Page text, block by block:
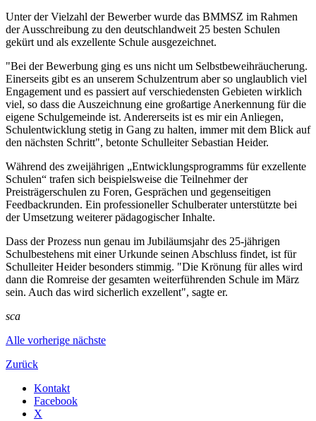
Unter der Vielzahl der Bewerber wurde das BMMSZ im Rahmen
der Ausschreibung zu den deutschlandweit 25 besten Schulen
gekürt und als exzellente Schule ausgezeichnet.
"Bei der Bewerbung ging es uns nicht um Selbstbeweihräucherung.
Einerseits gibt es an unserem Schulzentrum aber so unglaublich viel
Engagement und es passiert auf verschiedensten Gebieten wirklich
viel, so dass die Auszeichnung eine großartige Anerkennung für die
eigene Schulgemeinde ist. Andererseits ist es mir ein Anliegen,
Schulentwicklung stetig in Gang zu halten, immer mit dem Blick auf
den nächsten Schritt", betonte Schulleiter Sebastian Heider.
Während des zweijährigen „Entwicklungsprogramms für exzellente
Schulen“ trafen sich beispielsweise die Teilnehmer der
Preisträgerschulen zu Foren, Gesprächen und gegenseitigen
Feedbackrunden. Ein professioneller Schulberater unterstützte bei
der Umsetzung weiterer pädagogischer Inhalte.
Dass der Prozess nun genau im Jubiläumsjahr des 25-jährigen
Schulbestehens mit einer Urkunde seinen Abschluss findet, ist für
Schulleiter Heider besonders stimmig. "Die Krönung für alles wird
dann die Romreise der gesamten weiterführenden Schule im März
sein. Auch das wird sicherlich exzellent", sagte er.
sca
Alle vorherige nächste
Zurück
Kontakt
Facebook
X